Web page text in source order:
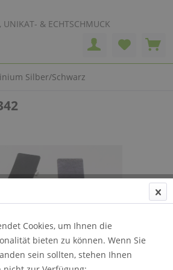
UNIKAT- & ECHTSCHMUCK
Silber/Schwarz
Cookies, um Ihnen die
bieten zu können. Wenn Sie
sein sollten, stehen Ihnen